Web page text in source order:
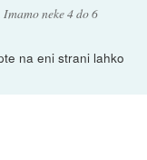
neke 4 do 6
na eni strani lahko